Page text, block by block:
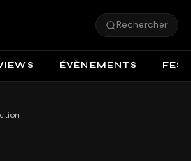
Rechercher
ÉVÈNEMENTS